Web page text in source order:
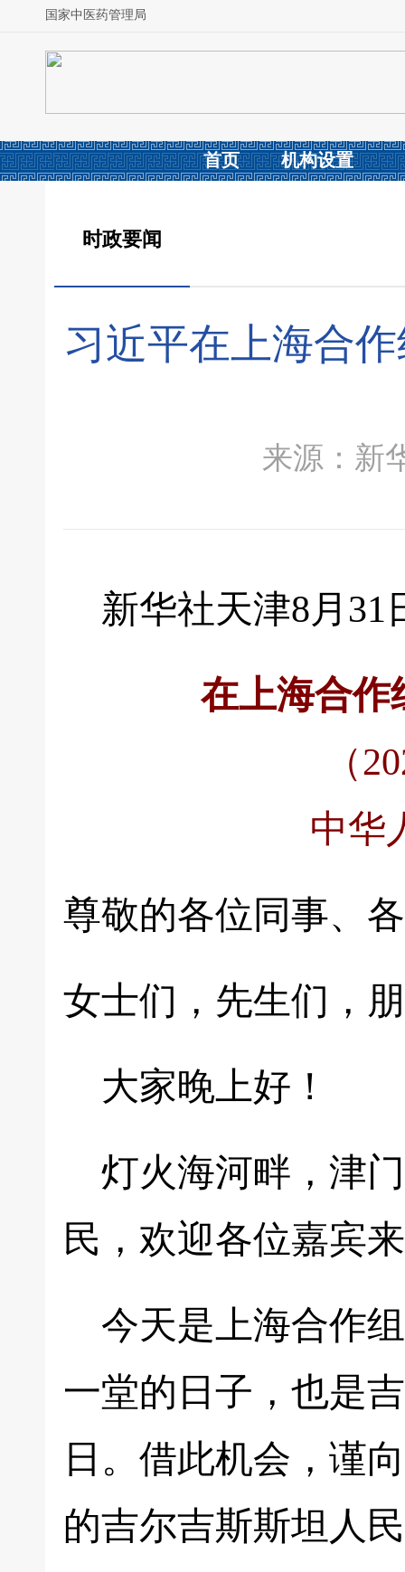
国家中医药管理局
首页 机构设置
时政要闻
习近平在上海合
来源：新
新华社天津8月31
在上海合作
（
中华
尊敬的各位同事、
女士们，先生们，
大家晚上好！
灯火海河畔，津
民，欢迎各位嘉宾
今天是上海合作
一堂的日子，也是
日。借此机会，谨
的吉尔吉斯斯坦人